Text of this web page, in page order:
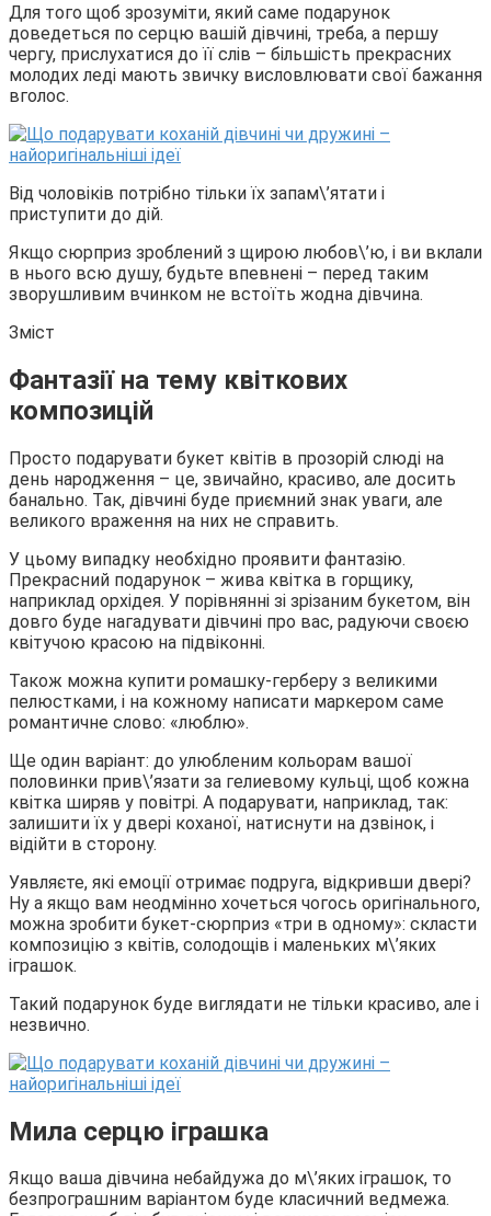
Для того щоб зрозуміти, який саме подарунок
доведеться по серцю вашій дівчині, треба, а першу
чергу, прислухатися до її слів – більшість прекрасних
молодих леді мають звичку висловлювати свої бажання
вголос.
Від чоловіків потрібно тільки їх запам\’ятати і
приступити до дій.
Якщо сюрприз зроблений з щирою любов\’ю, і ви вклали
в нього всю душу, будьте впевнені – перед таким
зворушливим вчинком не встоїть жодна дівчина.
Зміст
Фантазії на тему квіткових
композицій
Просто подарувати букет квітів в прозорій слюді на
день народження – це, звичайно, красиво, але досить
банально. Так, дівчині буде приємний знак уваги, але
великого враження на них не справить.
У цьому випадку необхідно проявити фантазію.
Прекрасний подарунок – жива квітка в горщику,
наприклад орхідея. У порівнянні зі зрізаним букетом, він
довго буде нагадувати дівчині про вас, радуючи своєю
квітучою красою на підвіконні.
Також можна купити ромашку-герберу з великими
пелюстками, і на кожному написати маркером саме
романтичне слово: «люблю».
Ще один варіант: до улюбленим кольорам вашої
половинки прив\’язати за гелиевому кульці, щоб кожна
квітка ширяв у повітрі. А подарувати, наприклад, так:
залишити їх у двері коханої, натиснути на дзвінок, і
відійти в сторону.
Уявляєте, які емоції отримає подруга, відкривши двері?
Ну а якщо вам неодмінно хочеться чогось оригінального,
можна зробити букет-сюрприз «три в одному»: скласти
композицію з квітів, солодощів і маленьких м\’яких
іграшок.
Такий подарунок буде виглядати не тільки красиво, але і
незвично.
Мила серцю іграшка
Якщо ваша дівчина небайдужа до м\’яких іграшок, то
безпрограшним варіантом буде класичний ведмежа.